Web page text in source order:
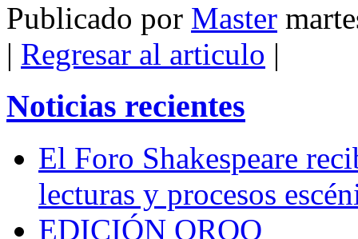
Publicado por Master
| Regresar al articulo |
Noticias recientes
El Foro Shakespeare
lecturas y procesos
EDICIÓN QROO